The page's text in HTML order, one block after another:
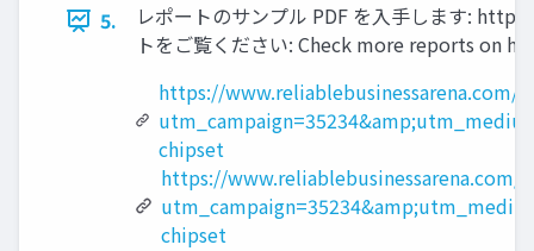
5.
レポートのサンプル PDF を入手します:
トをご覧ください: Check more reports on
https://www.reliablebusinessarena.com/
chipset
https://www.reliablebusinessarena.com/?
chipset